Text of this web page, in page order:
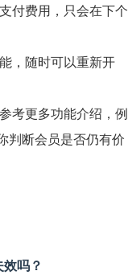
付费用，只会在下个
，随时可以重新开
考更多功能介绍，例
判断会员是否仍有价
吗？